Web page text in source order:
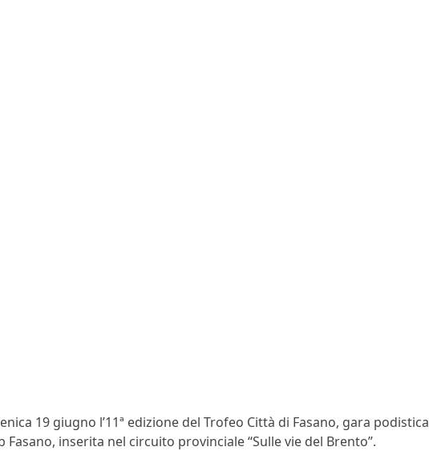
19 giugno l’11ª edizione del Trofeo Città di Fasano, gara podistica
inserita nel circuito provinciale “Sulle vie del Brento”.